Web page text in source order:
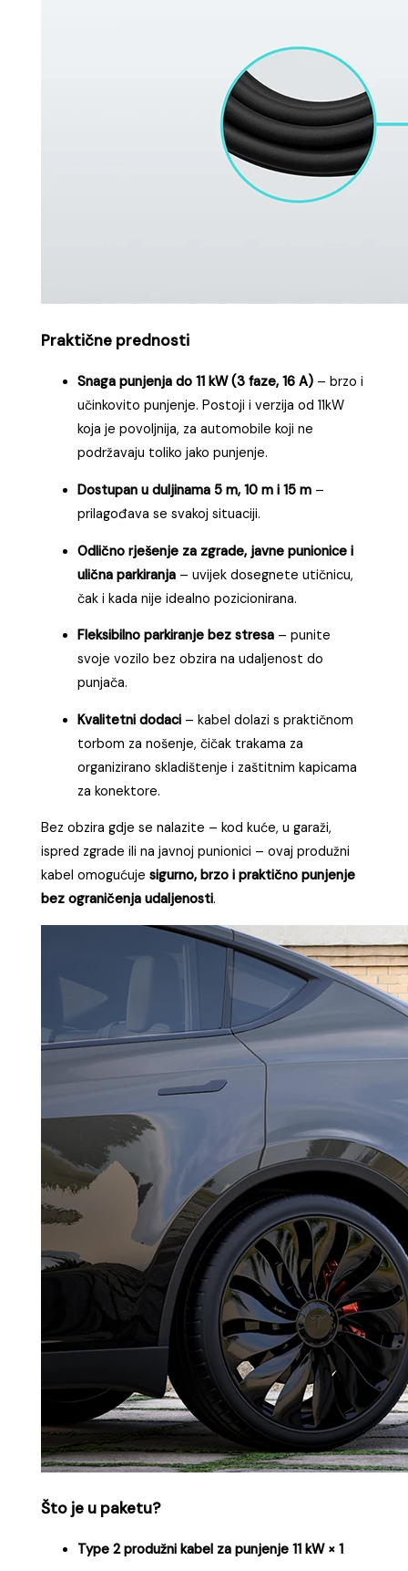
Praktične prednosti
Snaga punjenja do 11 kW (3 faze, 16 A) – brzo i
učinkovito punjenje. Postoji i verzija od 11kW
koja je povoljnija, za automobile koji ne
podržavaju toliko jako punjenje.
Dostupan u duljinama 5 m, 10 m i 15 m –
prilagođava se svakoj situaciji.
Odlično rješenje za zgrade, javne punionice i
ulična parkiranja – uvijek dosegnete utičnicu,
čak i kada nije idealno pozicionirana.
Fleksibilno parkiranje bez stresa – punite
svoje vozilo bez obzira na udaljenost do
punjača.
Kvalitetni dodaci – kabel dolazi s praktičnom
torbom za nošenje, čičak trakama za
organizirano skladištenje i zaštitnim kapicama
za konektore.
Bez obzira gdje se nalazite – kod kuće, u garaži,
ispred zgrade ili na javnoj punionici – ovaj produžni
kabel omogućujesigurno, brzo i praktično punjenje
bez ograničenja udaljenosti.
Što je u paketu?
Type 2 produžni kabel za punjenje 11 kW × 1